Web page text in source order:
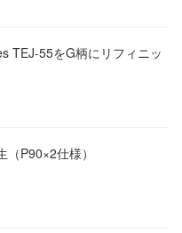
TEJ-55をG柄にリフィニッ
P90×2仕様）